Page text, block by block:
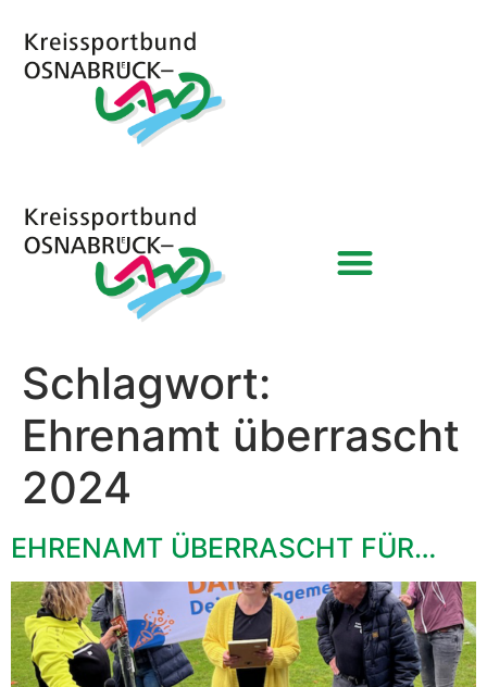
Schlagwort:
Ehrenamt überrascht
2024
EHRENAMT ÜBERRASCHT FÜR…